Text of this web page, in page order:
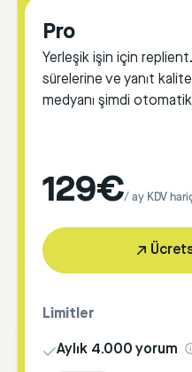
Pro
Yerleşik işin için
sürelerine ve yanıt
medyanı şimdi
129€/ ay KDV
Limitler
Aylık 4.000 yorum